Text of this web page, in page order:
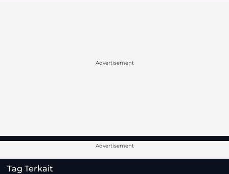
Advertisement
Advertisement
Tag Terkait